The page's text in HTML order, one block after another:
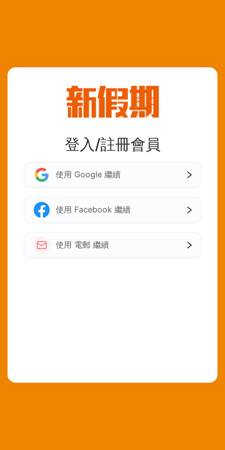
登入/註冊會員
使用 Google 繼續
使用 Facebook 繼續
使用 電郵 繼續